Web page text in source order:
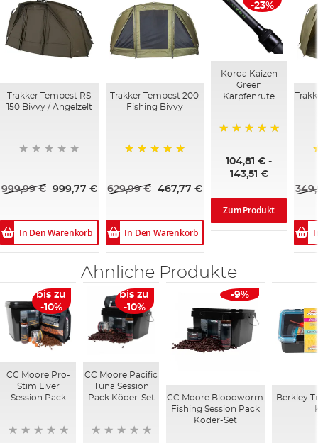
Trakker Tempest RS
150 Bivvy / Angelzelt
999,99 € 999,77 €
In Den Warenkorb
Trakker Tempest 200
Fishing Bivvy
629,99 € 467,77 €
In Den Warenkorb
-23%
Korda Kaizen
Green
Karpfenrute
104,81 € -
143,51 €
Zum Produkt
Ähnliche Produkte
bis zu
-10%
CC Moore Pro-
Stim Liver
Session Pack
bis zu
-10%
CC Moore Pacific
Tuna Session
Pack Köder-Set
-9%
CC Moore Bloodworm
Fishing Session Pack
Köder-Set
Berkley